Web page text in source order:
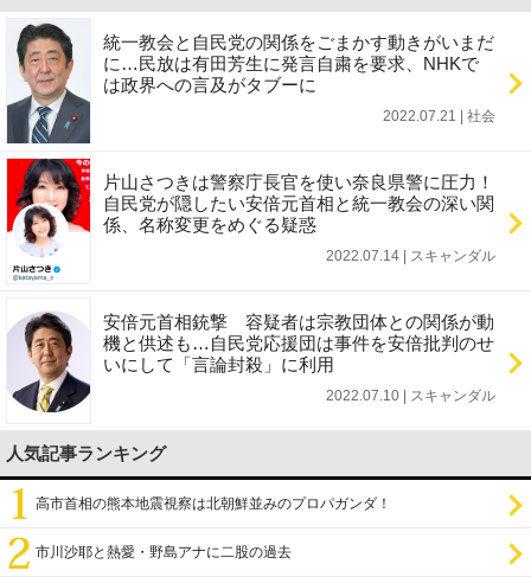
統一教会と自民党の関係をごまかす動きがいまだ
に…民放は有田芳生に発言自粛を要求、NHKで
は政界への言及がタブーに
2022.07.21 | 社会
片山さつきは警察庁長官を使い奈良県警に圧力！
自民党が隠したい安倍元首相と統一教会の深い関
係、名称変更をめぐる疑惑
2022.07.14 | スキャンダル
安倍元首相銃撃 容疑者は宗教団体との関係が動
機と供述も…自民党応援団は事件を安倍批判のせ
いにして「言論封殺」に利用
2022.07.10 | スキャンダル
人気記事ランキング
高市首相の熊本地震視察は北朝鮮並みのプロパガンダ！
市川沙耶と熱愛・野島アナに二股の過去